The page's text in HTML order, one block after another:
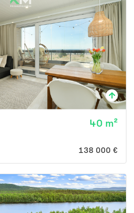
40 m²
138 000 €